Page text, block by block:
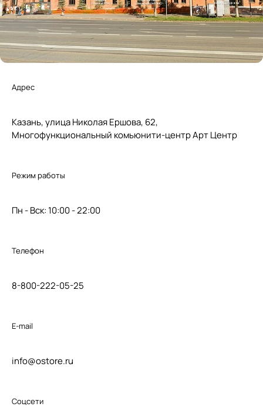
Адрес
Казань, улица Николая Ершова, 62,
Многофункциональный комьюнити-центр Арт Центр
Режим работы
Пн - Вск: 10:00 - 22:00
Телефон
8-800-222-05-25
E-mail
info@ostore.ru
Соцсети